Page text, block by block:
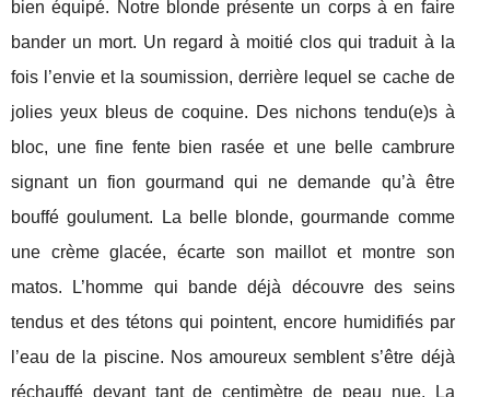
bien équipé. Notre blonde présente un corps à en faire
bander un mort. Un regard à moitié clos qui traduit à la
fois l’envie et la soumission, derrière lequel se cache de
jolies yeux bleus de coquine. Des nichons tendu(e)s à
bloc, une fine fente bien rasée et une belle cambrure
signant un fion gourmand qui ne demande qu’à être
bouffé goulument. La belle blonde, gourmande comme
une crème glacée, écarte son maillot et montre son
matos. L’homme qui bande déjà découvre des seins
tendus et des tétons qui pointent, encore humidifiés par
l’eau de la piscine. Nos amoureux semblent s’être déjà
réchauffé devant tant de centimètre de peau nue. La